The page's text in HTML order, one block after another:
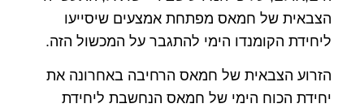
הצבאית של חמאס מפתחת אמצעים שיסייעו
ליחידת הקומנדו הימי להתגבר על המכשול הזה.
הזרוע הצבאית של חמאס הרחיבה באחרונה את
יחידת הכוח הימי של חמאס הנחשבת ליחידת